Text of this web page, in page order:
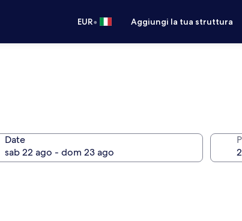
EUR• Aggiungi la tua struttura
Date